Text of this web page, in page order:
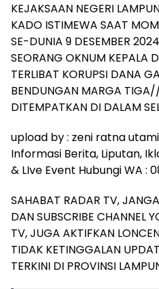
KEJAKSAAN NEGERI
KADO ISTIMEWA SAAT
SE-DUNIA 9 DESEMBER
SEORANG OKNUM KEPALA
TERLIBAT KORUPSI DANA
BENDUNGAN MARGA
DITEMPATKAN DI DALAM
upload by : zeni ratna
Informasi Berita, Liputan,
& LIve Event Hubungi WA :
SAHABAT RADAR TV,
DAN SUBSCRIBE CHANNEL
TV, JUGA AKTIFKAN
TIDAK KETINGGALAN
TERKINI DI PROVINSI